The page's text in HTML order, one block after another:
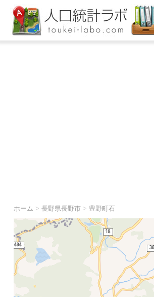
ホーム > 長野県長野市> 豊野町石